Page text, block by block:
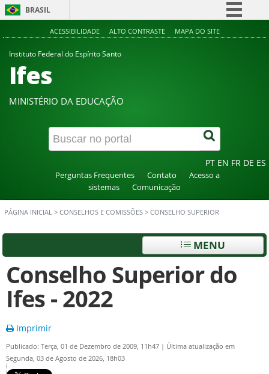
BRASIL
Simplifique!
Canais
ACESSIBILIDADE ALTO CONTRASTE MAPA DO SITE
Instituto Federal do Espírito Santo
Ifes
MINISTÉRIO DA EDUCAÇÃO
PT EN FR DE ES
Perguntas Frequentes Contato
Acesso a
sistemas
Comunicação
PÁGINA INICIAL > CONSELHOS E COMISSÕES > CONSELHO SUPERIOR
MENU
Conselho Superior do
Ifes - 2022
Imprimir
Publicado: Terça, 01 de Dezembro de 2009, 11h47 | Última atualização em
Segunda, 03 de Agosto de 2026, 18h03